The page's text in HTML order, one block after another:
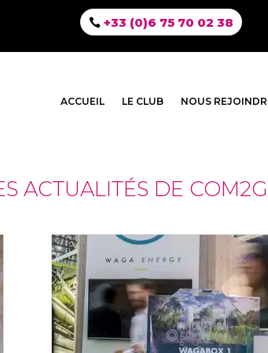
+33 (0)6 75 70 02 38
ACCUEIL LE CLUB NOUS
ACTUALITÉS DE